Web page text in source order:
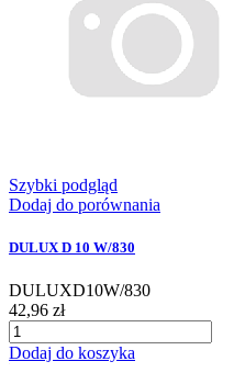
Szybki podgląd
Dodaj do porównania
DULUX D 10 W/830
DULUXD10W/830
42,96 zł
Dodaj do koszyka